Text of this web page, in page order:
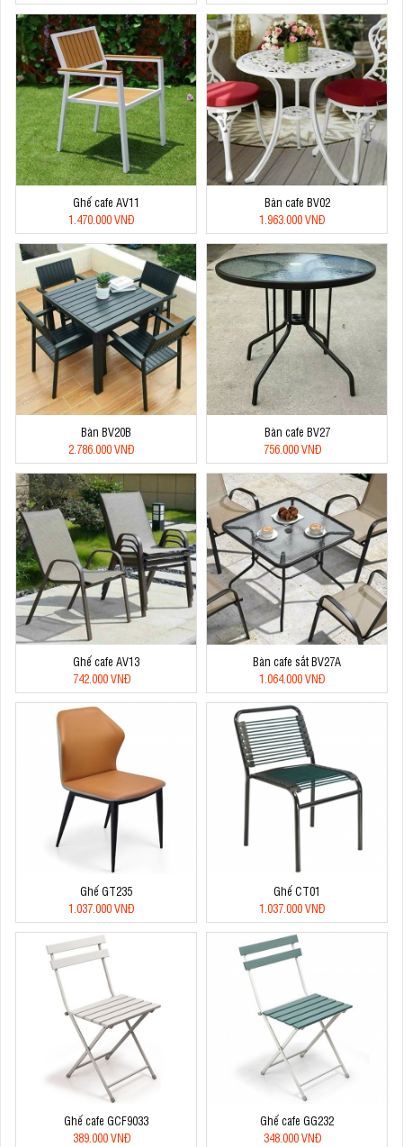
Ghế cafe AV11
1.470.000 VNĐ
Bàn cafe BV02
1.963.000 VNĐ
Bàn BV20B
2.786.000 VNĐ
Bàn cafe BV27
756.000 VNĐ
Ghế cafe AV13
742.000 VNĐ
Bàn cafe sắt BV27A
1.064.000 VNĐ
Ghế GT235
1.037.000 VNĐ
Ghế CT01
1.037.000 VNĐ
Ghế cafe GCF9033
389.000 VNĐ
Ghế cafe GG232
348.000 VNĐ